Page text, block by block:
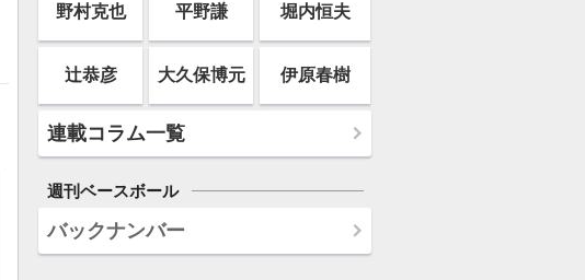
野村克也 平野謙 堀内恒夫
辻恭彦 大久保博元 伊原春樹
連載コラム一覧
週刊ベースボール
バックナンバー